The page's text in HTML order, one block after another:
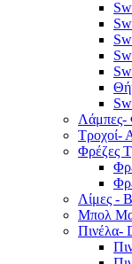
Λάμπες-
Τροχοί-
Φρέζες
Λίμες -
Μπολ
Πινέλα-